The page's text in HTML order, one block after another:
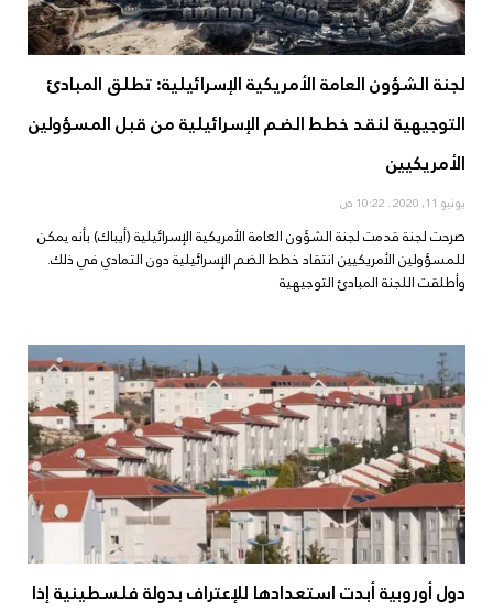
لجنة الشؤون العامة الأمريكية الإسرائيلية: تطلق المبادئ
التوجيهية لنقد خطط الضم الإسرائيلية من قبل المسؤولين
الأمريكيين
يونيو 11, 2020
صرحت لجنة قدمت لجنة الشؤون العامة الأمريكية الإسرائيلية (أيباك) بأنه يمكن
للمسؤولين الأمريكيين انتقاد خطط الضم الإسرائيلية دون التمادي في ذلك.
وأطلقت اللجنة المبادئ التوجيهية
دول أوروبية أبدت استعدادها للإعتراف بدولة فلسطينية إذا